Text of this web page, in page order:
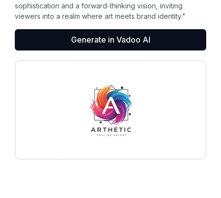
sophistication and a forward-thinking vision, inviting
viewers into a realm where art meets brand identity."
Generate in Vadoo AI